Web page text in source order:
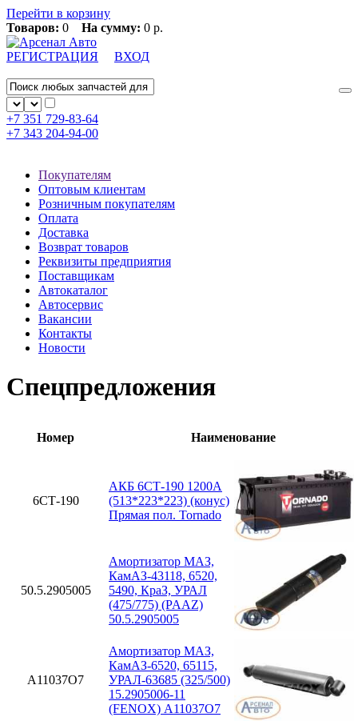
Перейти в корзину
Товаров: 0 На сумму: 0 р.
РЕГИСТРАЦИЯ ВХОД
+7 351 729-83-64
+7 343 204-94-00
Покупателям
Оптовым клиентам
Розничным покупателям
Оплата
Доставка
Возврат товаров
Реквизиты предприятия
Поставщикам
Автокаталог
Автосервис
Вакансии
Контакты
Новости
Спецпредложения
Номер Наименование
6СТ-190
АКБ 6СТ-190 1200А
(513*223*223) (конус)
Прямая пол. Tornado
50.5.2905005
Амортизатор МАЗ,
КамАЗ-43118, 6520,
5490, КраЗ, УРАЛ
(475/775) (PAAZ)
50.5.2905005
A11037O7
Амортизатор МАЗ,
КамАЗ-6520, 65115,
УРАЛ-63685 (325/500)
15.2905006-11
(FENOX) A11037O7